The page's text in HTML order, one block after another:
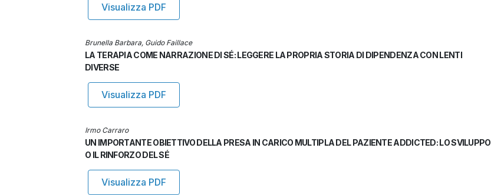
Visualizza PDF
Brunella Barbara, Guido Faillace
LA TERAPIA COME NARRAZIONE DI SÉ: LEGGERE LA PROPRIA STORIA DI DIPENDENZA CON LENTI
DIVERSE
Visualizza PDF
Irmo Carraro
UN IMPORTANTE OBIETTIVO DELLA PRESA IN CARICO MULTIPLA DEL PAZIENTE ADDICTED: LO SVILUPPO
O IL RINFORZO DEL SÉ
Visualizza PDF